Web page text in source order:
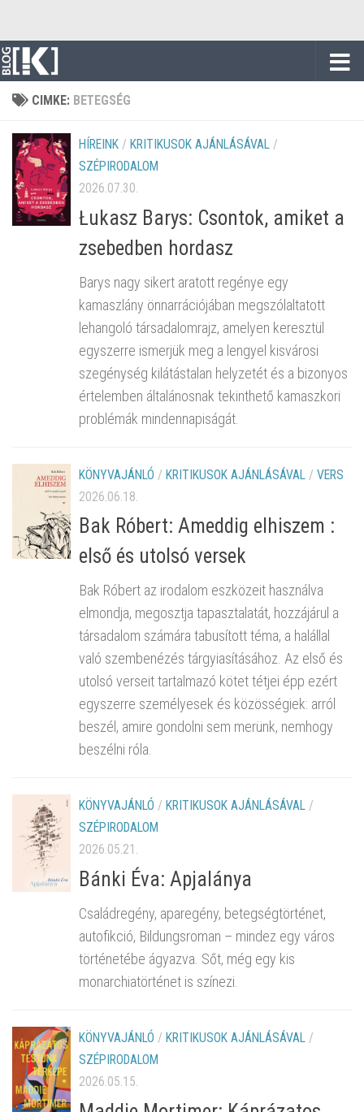
CIMKE: BETEGSÉG
HÍREINK / KRITIKUSOK AJÁNLÁSÁVAL /
SZÉPIRODALOM
2026.07.30.
Łukasz Barys: Csontok, amiket a
zsebedben hordasz
Barys nagy sikert aratott regénye egy
kamaszlány önnarrációjában megszólaltatott
lehangoló társadalomrajz, amelyen keresztül
egyszerre ismerjük meg a lengyel kisvárosi
szegénység kilátástalan helyzetét és a bizonyos
értelemben általánosnak tekinthető kamaszkori
problémák mindennapiságát.
KÖNYVAJÁNLÓ / KRITIKUSOK AJÁNLÁSÁVAL / VERS
2026.06.18.
Bak Róbert: Ameddig elhiszem :
első és utolsó versek
Bak Róbert az irodalom eszközeit használva
elmondja, megosztja tapasztalatát, hozzájárul a
társadalom számára tabusított téma, a halállal
való szembenézés tárgyiasításához. Az első és
utolsó verseit tartalmazó kötet tétjei épp ezért
egyszerre személyesek és közösségiek: arról
beszél, amire gondolni sem merünk, nemhogy
beszélni róla.
KÖNYVAJÁNLÓ / KRITIKUSOK AJÁNLÁSÁVAL /
SZÉPIRODALOM
2026.05.21.
Bánki Éva: Apjalánya
Családregény, aparegény, betegségtörténet,
autofikció, Bildungsroman – mindez egy város
történetébe ágyazva. Sőt, még egy kis
monarchiatörténet is színezi.
KÖNYVAJÁNLÓ / KRITIKUSOK AJÁNLÁSÁVAL /
SZÉPIRODALOM
2026.05.15.